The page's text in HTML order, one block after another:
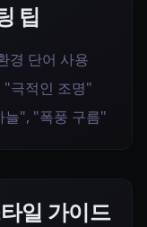
팁
경 단어 사용
극적인 조명"
늘", "폭풍 구름"
일 가이드